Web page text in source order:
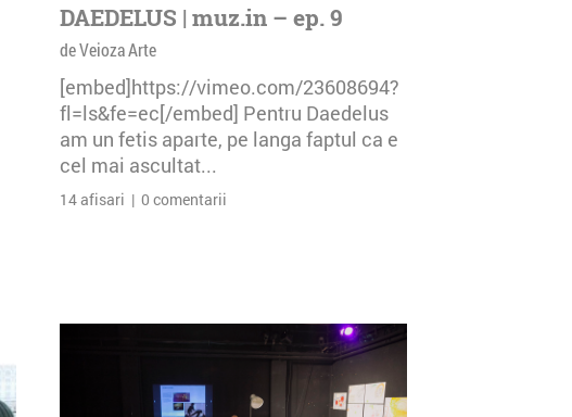
DAEDELUS | muz.in – ep. 9
de Veioza Arte
[embed]https://vimeo.com/23608694?
fl=ls&fe=ec[/embed] Pentru Daedelus
am un fetis aparte, pe langa faptul ca e
cel mai ascultat...
14 afisari | 0 comentarii